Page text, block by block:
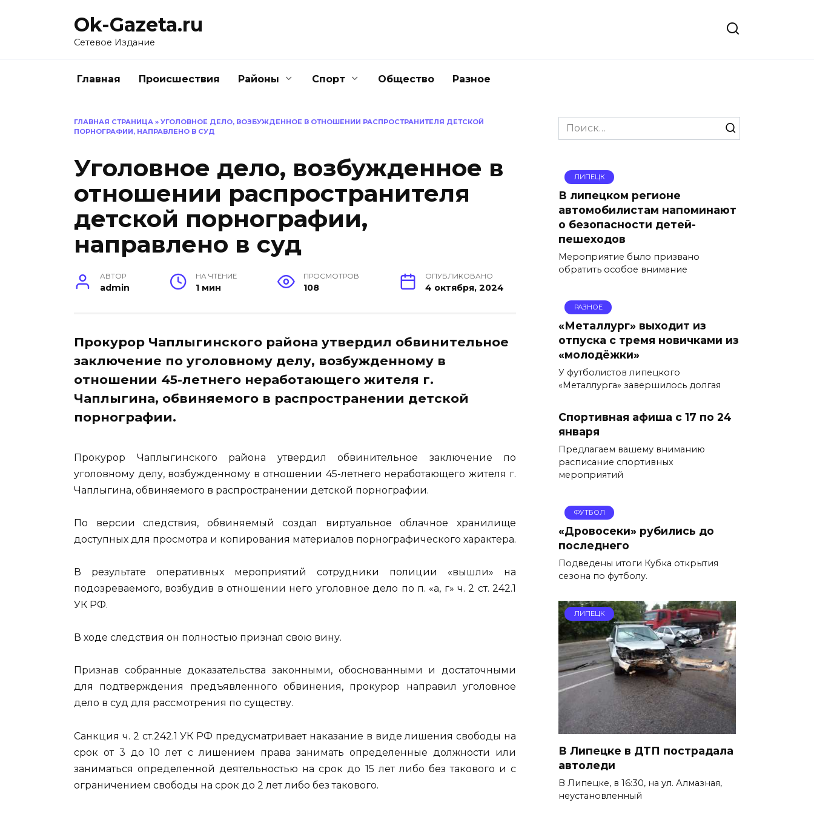
Ok-Gazeta.ru
Сетевое Издание
Главная Происшествия Районы Спорт Общество Разное
ГЛАВНАЯ СТРАНИЦА » УГОЛОВНОЕ ДЕЛО, ВОЗБУЖДЕННОЕ В ОТНОШЕНИИ РАСПРОСТРАНИТЕЛЯ ДЕТСКОЙ
ПОРНОГРАФИИ, НАПРАВЛЕНО В СУД
Уголовное дело, возбужденное в
отношении распространителя
детской порнографии,
направлено в суд
АВТОР
admin
НА ЧТЕНИЕ
1 мин
ПРОСМОТРОВ
108
ОПУБЛИКОВАНО
4 октября, 2024
Прокурор Чаплыгинского района утвердил обвинительное
заключение по уголовному делу, возбужденному в
отношении 45-летнего неработающего жителя г.
Чаплыгина, обвиняемого в распространении детской
порнографии.
Прокурор Чаплыгинского района утвердил обвинительное заключение по
уголовному делу, возбужденному в отношении 45-летнего неработающего жителя г.
Чаплыгина, обвиняемого в распространении детской порнографии.
По версии следствия, обвиняемый создал виртуальное облачное хранилище
доступных для просмотра и копирования материалов порнографического характера.
В результате оперативных мероприятий сотрудники полиции «вышли» на
подозреваемого, возбудив в отношении него уголовное дело по п. «а, г» ч. 2 ст. 242.1
УК РФ.
В ходе следствия он полностью признал свою вину.
Признав собранные доказательства законными, обоснованными и достаточными
для подтверждения предъявленного обвинения, прокурор направил уголовное
дело в суд для рассмотрения по существу.
Санкция ч. 2 ст.242.1 УК РФ предусматривает наказание в виде лишения свободы на
срок от 3 до 10 лет с лишением права занимать определенные должности или
заниматься определенной деятельностью на срок до 15 лет либо без такового и с
ограничением свободы на срок до 2 лет либо без такового.
Search
for:
ЛИПЕЦК
В липецком регионе
автомобилистам напоминают
о безопасности детей-
пешеходов
Мероприятие было призвано
обратить особое внимание
РАЗНОЕ
«Металлург» выходит из
отпуска с тремя новичками из
«молодёжки»
У футболистов липецкого
«Металлурга» завершилось долгая
Спортивная афиша с 17 по 24
января
Предлагаем вашему вниманию
расписание спортивных
мероприятий
ФУТБОЛ
«Дровосеки» рубились до
последнего
Подведены итоги Кубка открытия
сезона по футболу.
ЛИПЕЦК
В Липецке в ДТП пострадала
автоледи
В Липецке, в 16:30, на ул. Алмазная,
неустановленный